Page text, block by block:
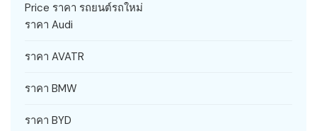
Price ราคา รถยนต์รถใหม่
ราคา Audi
ราคา AVATR
ราคา BMW
ราคา BYD